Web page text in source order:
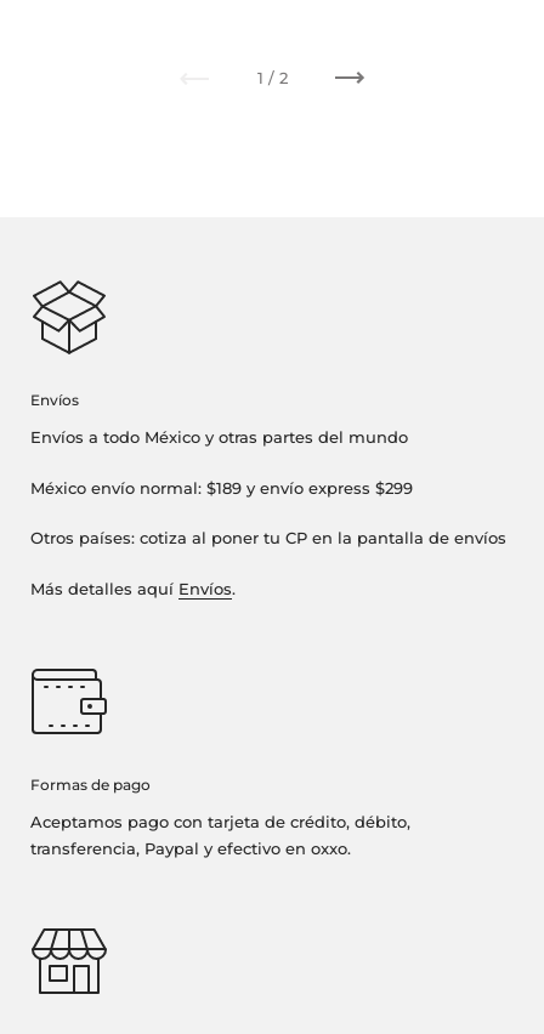
Anterior1 / 2 Siguiente
Envíos
Envíos a todo México y otras partes del mundo
México envío normal: $189 y envío express $299
Otros países: cotiza al poner tu CP en la pantalla de envíos
Más detalles aquí Envíos.
Formas de pago
Aceptamos pago con tarjeta de crédito, débito,
transferencia, Paypal y efectivo en oxxo.